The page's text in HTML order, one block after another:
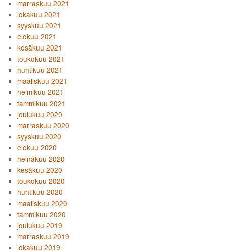
marraskuu 2021
lokakuu 2021
syyskuu 2021
elokuu 2021
kesäkuu 2021
toukokuu 2021
huhtikuu 2021
maaliskuu 2021
helmikuu 2021
tammikuu 2021
joulukuu 2020
marraskuu 2020
syyskuu 2020
elokuu 2020
heinäkuu 2020
kesäkuu 2020
toukokuu 2020
huhtikuu 2020
maaliskuu 2020
tammikuu 2020
joulukuu 2019
marraskuu 2019
lokakuu 2019